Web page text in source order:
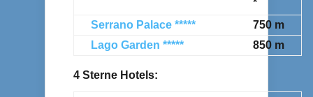
*
Serrano Palace *****
750 m
Lago Garden *****
850 m
4 Sterne Hotels: